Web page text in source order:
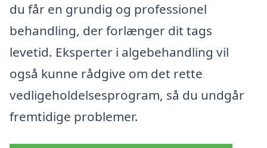
du får en grundig og professionel
behandling, der forlænger dit tags
levetid. Eksperter i algebehandling vil
også kunne rådgive om det rette
vedligeholdelsesprogram, så du undgår
fremtidige problemer.